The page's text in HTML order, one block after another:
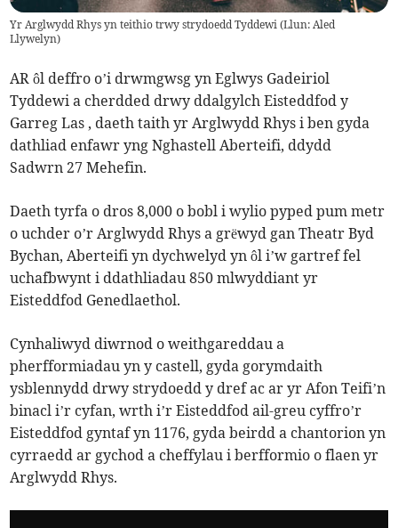
Yr Arglwydd Rhys yn teithio trwy strydoedd Tyddewi (Llun: Aled
Llywelyn)
AR ôl deffro o’i drwmgwsg yn Eglwys Gadeiriol
Tyddewi a cherdded drwy ddalgylch Eisteddfod y
Garreg Las , daeth taith yr Arglwydd Rhys i ben gyda
dathliad enfawr yng Nghastell Aberteifi, ddydd
Sadwrn 27 Mehefin.
Daeth tyrfa o dros 8,000 o bobl i wylio pyped pum metr
o uchder o’r Arglwydd Rhys a grëwyd gan Theatr Byd
Bychan, Aberteifi yn dychwelyd yn ôl i’w gartref fel
uchafbwynt i ddathliadau 850 mlwyddiant yr
Eisteddfod Genedlaethol.
Cynhaliwyd diwrnod o weithgareddau a
pherfformiadau yn y castell, gyda gorymdaith
ysblennydd drwy strydoedd y dref ac ar yr Afon Teifi’n
binacl i’r cyfan, wrth i’r Eisteddfod ail-greu cyffro’r
Eisteddfod gyntaf yn 1176, gyda beirdd a chantorion yn
cyrraedd ar gychod a cheffylau i berfformio o flaen yr
Arglwydd Rhys.